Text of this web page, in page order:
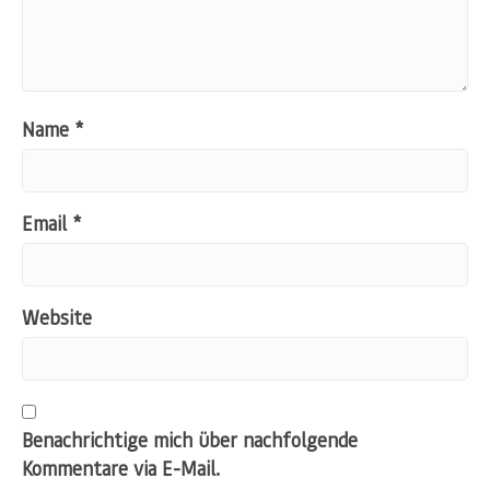
Name *
Email *
Website
Benachrichtige mich über nachfolgende
Kommentare via E-Mail.